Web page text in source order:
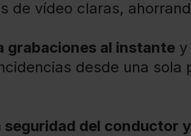
de vídeo claras,
grabaciones al instante y
desde una sola
seguridad del conductor